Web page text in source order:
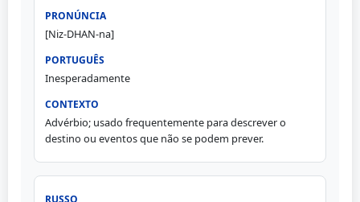
[Niz-DHAN-na]
Inesperadamente
Advérbio; usado frequentemente para descrever o
destino ou eventos que não se podem prever.